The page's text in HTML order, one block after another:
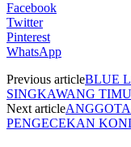
Facebook
Twitter
Pinterest
WhatsApp
Previous articleBLUE
SINGKAWANG
Next article
PENGECEKAN